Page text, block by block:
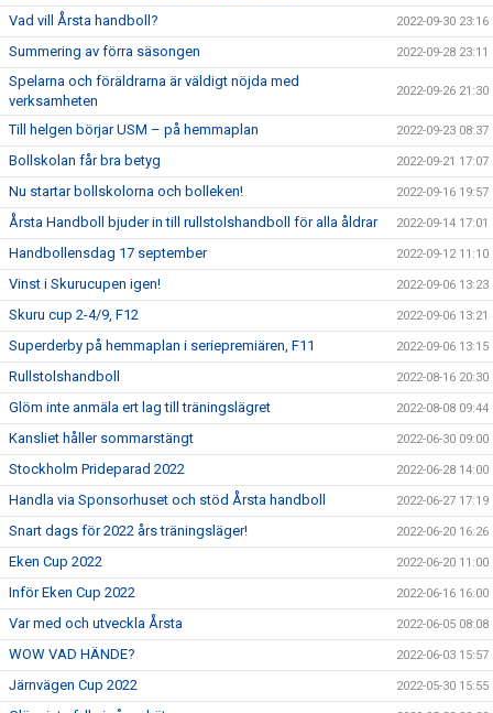
Vad vill Årsta handboll? 2022-09-30 23:16
Summering av förra säsongen 2022-09-28 23:11
Spelarna och föräldrarna är väldigt nöjda med
verksamheten
2022-09-26 21:30
Till helgen börjar USM – på hemmaplan 2022-09-23 08:37
Bollskolan får bra betyg 2022-09-21 17:07
Nu startar bollskolorna och bolleken! 2022-09-16 19:57
Årsta Handboll bjuder in till rullstolshandboll för alla åldrar 2022-09-14 17:01
Handbollensdag 17 september 2022-09-12 11:10
Vinst i Skurucupen igen! 2022-09-06 13:23
Skuru cup 2-4/9, F12 2022-09-06 13:21
Superderby på hemmaplan i seriepremiären, F11 2022-09-06 13:15
Rullstolshandboll 2022-08-16 20:30
Glöm inte anmäla ert lag till träningslägret 2022-08-08 09:44
Kansliet håller sommarstängt 2022-06-30 09:00
Stockholm Prideparad 2022 2022-06-28 14:00
Handla via Sponsorhuset och stöd Årsta handboll 2022-06-27 17:19
Snart dags för 2022 års träningsläger! 2022-06-20 16:26
Eken Cup 2022 2022-06-20 11:00
Inför Eken Cup 2022 2022-06-16 16:00
Var med och utveckla Årsta 2022-06-05 08:08
WOW VAD HÄNDE? 2022-06-03 15:57
Järnvägen Cup 2022 2022-05-30 15:55